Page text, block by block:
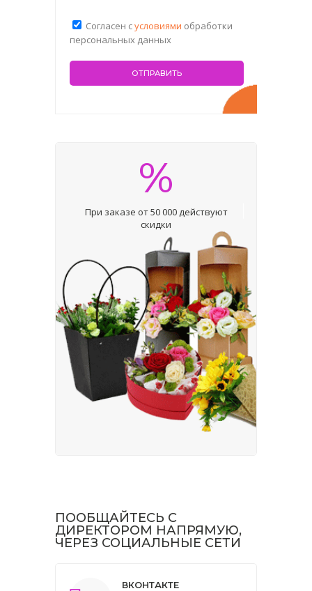
Согласен сусловиями обработки
персональных данных
%
При заказе от 50 000 действуют
скидки
ПООБЩАЙТЕСЬ С
ДИРЕКТОРОМ НАПРЯМУЮ,
ЧЕРЕЗ СОЦИАЛЬНЫЕ СЕТИ
ВКОНТАКТЕ